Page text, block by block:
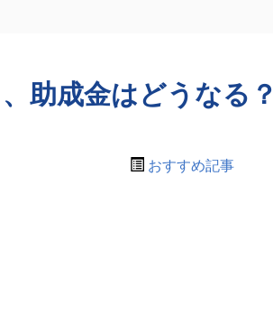
助成金はどうなる？
おすすめ記事